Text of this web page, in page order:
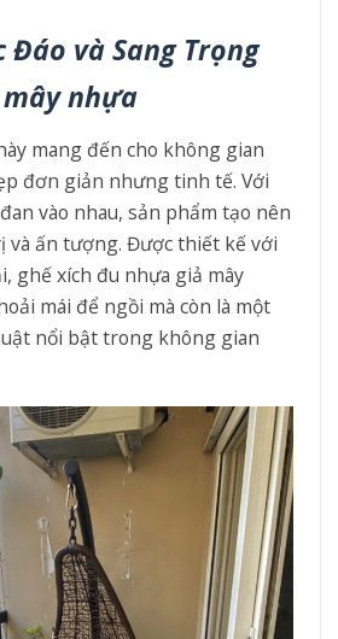
Đáo và Sang Trọng
nhựa
mang đến cho không gian
đơn giản nhưng tinh tế. Với
vào nhau, sản phẩm tạo nên
và ấn tượng. Được thiết kế với
ghế xích đu nhựa giả mây
mái để ngồi mà còn là một
nổi bật trong không gian